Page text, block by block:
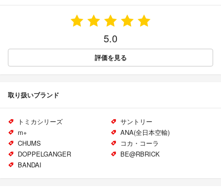
5.0
評価を見る
取り扱いブランド
トミカシリーズ
サントリー
m+
ANA(全日本空輸)
CHUMS
コカ・コーラ
DOPPELGANGER
BE@RBRICK
BANDAI